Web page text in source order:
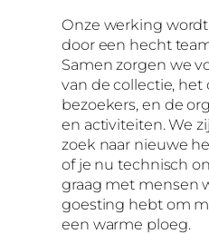
Onze werking
door een hecht
Samen zorgen we
van de collectie, het
bezoekers, en de
en activiteiten. We
zoek naar nieuwe
of je nu technisch
graag met mensen
goesting hebt om
een warme ploeg.